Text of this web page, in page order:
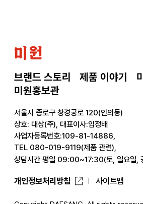
브랜드 스토리 제품 이야기
미원홍보관
미
서울시 종로구 창경궁로 120(인의동)
상호: 대상(주), 대표이사:임정배
사업자등록번호:109-81-14886,
TEL 080-019-9119(제품 관련),
상담시간 평일 09:00~17:30(토, 일요일,
개인정보처리방침 사이트맵